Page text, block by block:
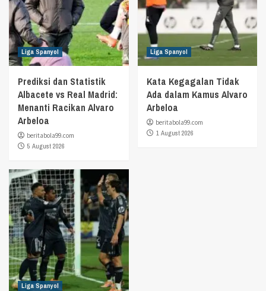
Liga Spanyol
Prediksi dan Statistik
Albacete vs Real Madrid:
Menanti Racikan Alvaro
Arbeloa
beritabola99.com
5 August 2026
Liga Spanyol
Kata Kegagalan Tidak
Ada dalam Kamus Alvaro
Arbeloa
beritabola99.com
1 August 2026
Liga Spanyol